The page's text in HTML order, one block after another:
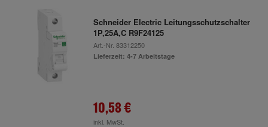
Schneider Electric Leitungsschutzschalter
1P,25A,C R9F24125
Art.-Nr. 83312250
Lieferzeit: 4-7 Arbeitstage
10,58 €
inkl. MwSt.